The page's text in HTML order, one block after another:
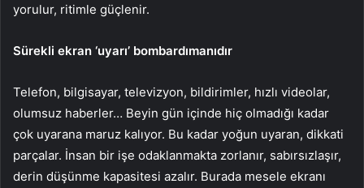
yorulur, ritimle güçlenir.
Sürekli ekran ‘uyarı’ bombardımanıdır
Telefon, bilgisayar, televizyon, bildirimler, hızlı videolar,
olumsuz haberler… Beyin gün içinde hiç olmadığı kadar
çok uyarana maruz kalıyor. Bu kadar yoğun uyaran, dikkati
parçalar. İnsan bir işe odaklanmakta zorlanır, sabırsızlaşır,
derin düşünme kapasitesi azalır. Burada mesele ekranı